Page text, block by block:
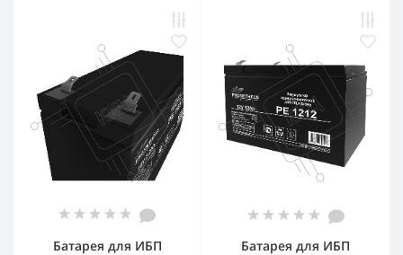
Батарея для ИБП
Батарея для ИБП